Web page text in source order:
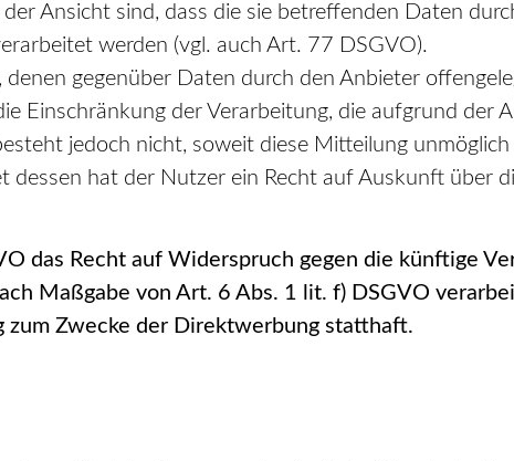
Ansicht sind, dass die sie betreffenden Daten
werden (vgl. auch Art. 77 DSGVO).
gegenüber Daten durch den Anbieter
Einschränkung der Verarbeitung, die aufgrund der
jedoch nicht, soweit diese Mitteilung
hat der Nutzer ein Recht auf Auskunft über
das Recht auf Widerspruch gegen die künftige
Maßgabe von Art. 6 Abs. 1 lit. f) DSGVO
zum Zwecke der Direktwerbung statthaft.